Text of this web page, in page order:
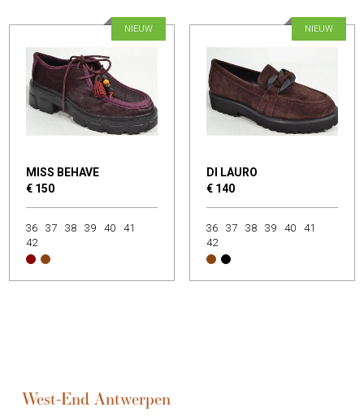
MISS BEHAVE
€ 150
NIEUW
36 37 38 39 40
41
42
DI LAURO
€ 140
NIEUW
36 37 38 39 40
41
42
West-End Antwerpen